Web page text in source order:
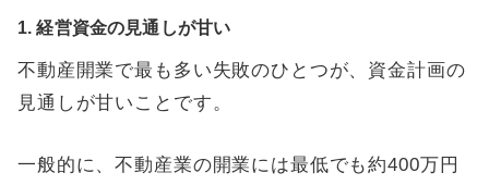
1. 経営資金の見通しが甘い
不動産開業で最も多い失敗のひとつが、資金計画の
見通しが甘いことです。
一般的に、不動産業の開業には最低でも約400万円